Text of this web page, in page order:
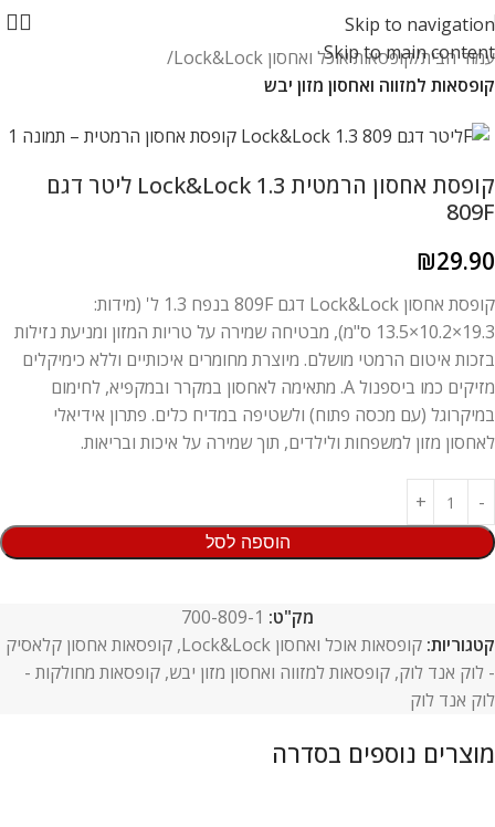
Skip to navigation
Skip to main content
עמוד הבית קופסאות אוכל ואחסון Lock&Lock
קופסאות למזווה ואחסון מזון יבש
קופסת אחסון הרמטית Lock&Lock 1.3 ליטר דגם
809F
₪29.90
קופסת אחסון Lock&Lock דגם 809F בנפח 1.3 ל' (מידות:
19.3×10.2×13.5 ס"מ), מבטיחה שמירה על טריות המזון ומניעת נזילות
בזכות איטום הרמטי מושלם. מיוצרת מחומרים איכותיים וללא כימיקלים
מזיקים כמו ביספנול A. מתאימה לאחסון במקרר ובמקפיא, לחימום
במיקרוגל (עם מכסה פתוח) ולשטיפה במדיח כלים. פתרון אידיאלי
לאחסון מזון למשפחות ולילדים, תוך שמירה על איכות ובריאות.
הוספה לסל
מק"ט: 700-809-1
קטגוריות: קופסאות אוכל ואחסון Lock&Lock , קופסאות אחסון קלאסיק
- לוק אנד לוק, קופסאות למזווה ואחסון מזון יבש, קופסאות מחולקות -
לוק אנד לוק